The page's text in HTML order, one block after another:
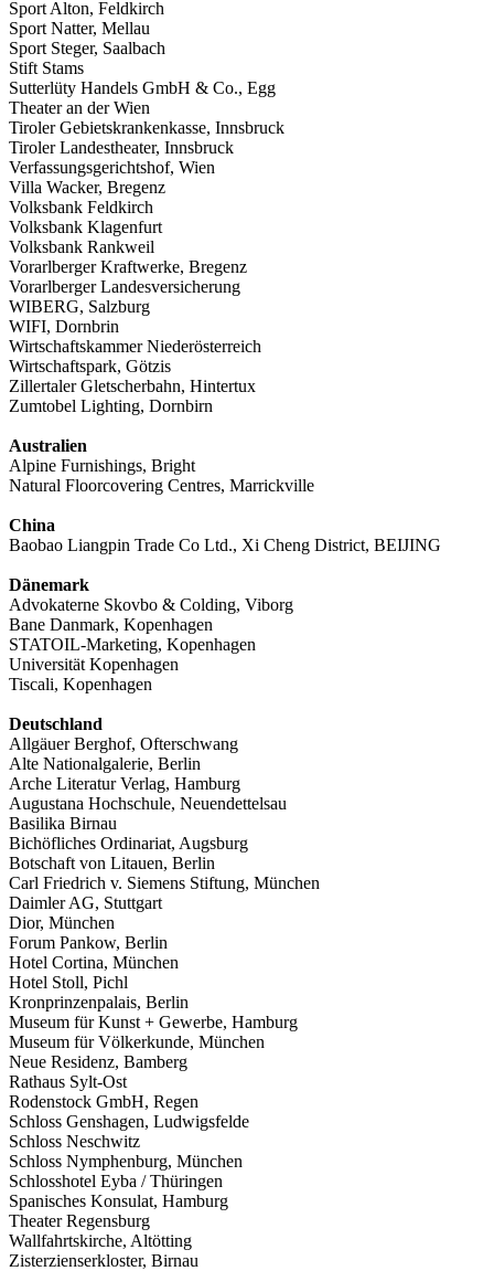
Sport Alton, Feldkirch
Sport Natter, Mellau
Sport Steger, Saalbach
Stift Stams
Sutterlüty Handels GmbH & Co., Egg
Theater an der Wien
Tiroler Gebietskrankenkasse, Innsbruck
Tiroler Landestheater, Innsbruck
Verfassungsgerichtshof, Wien
Villa Wacker, Bregenz
Volksbank Feldkirch
Volksbank Klagenfurt
Volksbank Rankweil
Vorarlberger Kraftwerke, Bregenz
Vorarlberger Landesversicherung
WIBERG, Salzburg
WIFI, Dornbrin
Wirtschaftskammer Niederösterreich
Wirtschaftspark, Götzis
Zillertaler Gletscherbahn, Hintertux
Zumtobel Lighting, Dornbirn
Australien
Alpine Furnishings, Bright
Natural Floorcovering Centres, Marrickville
China
Baobao Liangpin Trade Co Ltd., Xi Cheng District, BEIJING
Dänemark
Advokaterne Skovbo & Colding, Viborg
Bane Danmark, Kopenhagen
STATOIL-Marketing, Kopenhagen
Universität Kopenhagen
Tiscali, Kopenhagen
Deutschland
Allgäuer Berghof, Ofterschwang
Alte Nationalgalerie, Berlin
Arche Literatur Verlag, Hamburg
Augustana Hochschule, Neuendettelsau
Basilika Birnau
Bichöfliches Ordinariat, Augsburg
Botschaft von Litauen, Berlin
Carl Friedrich v. Siemens Stiftung, München
Daimler AG, Stuttgart
Dior, München
Forum Pankow, Berlin
Hotel Cortina, München
Hotel Stoll, Pichl
Kronprinzenpalais, Berlin
Museum für Kunst + Gewerbe, Hamburg
Museum für Völkerkunde, München
Neue Residenz, Bamberg
Rathaus Sylt-Ost
Rodenstock GmbH, Regen
Schloss Genshagen, Ludwigsfelde
Schloss Neschwitz
Schloss Nymphenburg, München
Schlosshotel Eyba / Thüringen
Spanisches Konsulat, Hamburg
Theater Regensburg
Wallfahrtskirche, Altötting
Zisterzienserkloster, Birnau